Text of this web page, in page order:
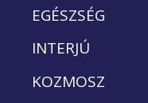
EGÉSZSÉG
INTERJÚ
KOZMOSZ